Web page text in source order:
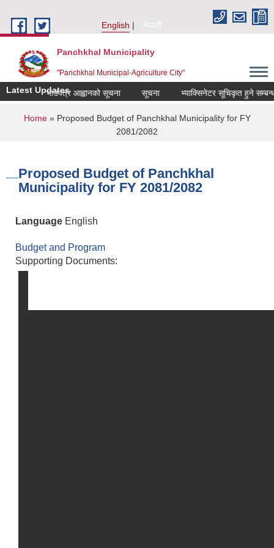
English
नेपाली
Panchkhal Municipality
"Panchkhal Municipal-Agriculture City"
Latest Updates
दरभाउपत्र आह्वानको सूचना सूचना भ्याक्सिनेटर सूचिकृत हुने सम्बन्धमा।
You are here
Home» Proposed Budget of Panchkhal Municipality for FY
2081/2082
Proposed Budget of Panchkhal
Municipality for FY 2081/2082
Language English
Budget and Program
Supporting Documents: